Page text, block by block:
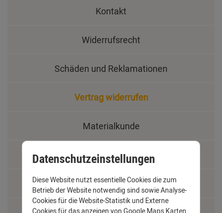
Kontakt
Widerrufsrecht
Schäden und Reklamationen
Vertrag widerrufen
Materialkunde
Fachbegriffe
Jobs
Datenschutzeinstellungen
Diese Website nutzt essentielle Cookies die zum
Betrieb der Website notwendig sind sowie Analyse-
Cookies für die Website-Statistik und Externe
Cookies für das anzeigen von Google Maps Karten.